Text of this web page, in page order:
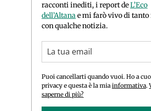
racconti inediti, i report deL’Eco
dell’Altanae mi farò vivo di
con qualche notizia.
Puoi cancellarti quando vuoi. Ho a
privacy e questa è la mia informativa.
saperne di più?